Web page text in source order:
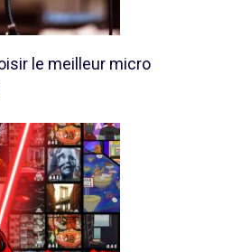
le meilleur micro